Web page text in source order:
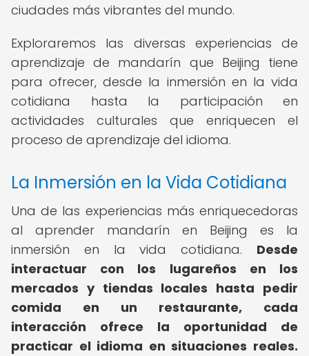
ciudades más vibrantes del mundo.
Exploraremos las diversas experiencias de
aprendizaje de mandarín que Beijing tiene
para ofrecer, desde la inmersión en la vida
cotidiana hasta la participación en
actividades culturales que enriquecen el
proceso de aprendizaje del idioma.
La Inmersión en la Vida Cotidiana
Una de las experiencias más enriquecedoras
al aprender mandarín en Beijing es la
inmersión en la vida cotidiana. Desde
interactuar con los lugareños en los
mercados y tiendas locales hasta pedir
comida en un restaurante, cada
interacción ofrece la oportunidad de
practicar el idioma en situaciones reales.